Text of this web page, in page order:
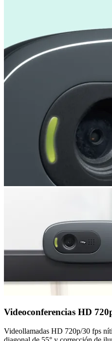
Videoconferencias HD
Videollamadas HD 720p/30 fps